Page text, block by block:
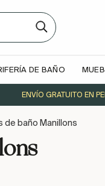
DE BAÑO
ENVÍO GRATUITO EN
de baño Manillons